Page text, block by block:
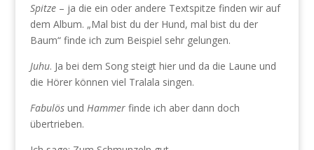
Spitze– ja die ein oder andere Textspitze finden wir auf
dem Album. „Mal bist du der Hund, mal bist du der
Baum“ finde ich zum Beispiel sehr gelungen.
Juhu. Ja bei dem Song steigt hier und da die Laune und
die Hörer können viel Tralala singen.
Fabulösund Hammerfinde ich aber dann doch
übertrieben.